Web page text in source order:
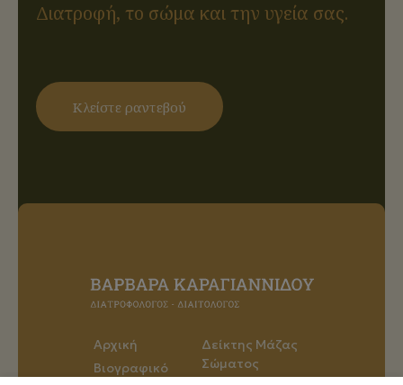
Διατροφή, το σώμα και την υγεία σας.
Κλείστε ραντεβού
Αρχική
Βιογραφικό
Δείκτης Μάζας
Σώματος